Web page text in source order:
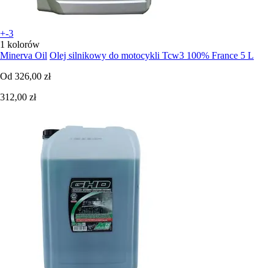
+-3
1 kolorów
Minerva Oil Olej silnikowy do motocykli Tcw3 100% France 5 L
Od 326,00 zł
312,00 zł